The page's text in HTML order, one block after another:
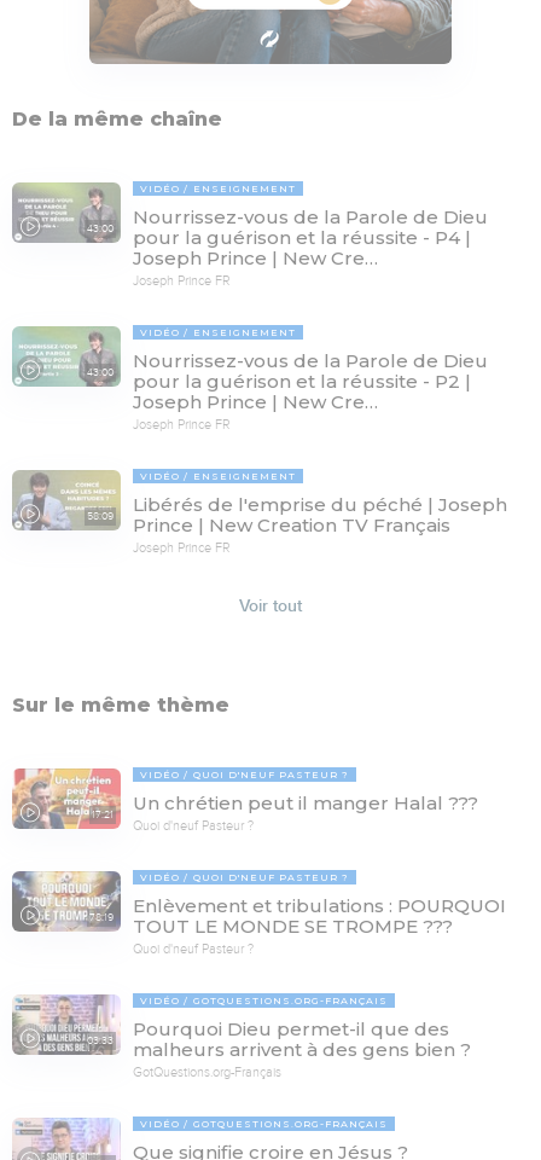
De la même chaîne
43:00
VIDÉO ENSEIGNEMENT
Nourrissez-vous de la Parole de Dieu
pour la guérison et la réussite - P4 |
Joseph Prince | New Cre…
Joseph Prince FR
43:00
VIDÉO ENSEIGNEMENT
Nourrissez-vous de la Parole de Dieu
pour la guérison et la réussite - P2 |
Joseph Prince | New Cre…
Joseph Prince FR
58:09
VIDÉO ENSEIGNEMENT
Libérés de l'emprise du péché | Joseph
Prince | New Creation TV Français
Joseph Prince FR
Voir tout
Sur le même thème
17:21
VIDÉO QUOI D'NEUF PASTEUR ?
Un chrétien peut il manger Halal ???
Quoi d'neuf Pasteur ?
78:19
VIDÉO QUOI D'NEUF PASTEUR ?
Enlèvement et tribulations : POURQUOI
TOUT LE MONDE SE TROMPE ???
Quoi d'neuf Pasteur ?
03:33
VIDÉO GOTQUESTIONS.ORG-FRANÇAIS
Pourquoi Dieu permet-il que des
malheurs arrivent à des gens bien ?
GotQuestions.org-Français
VIDÉO GOTQUESTIONS.ORG-FRANÇAIS
Que signifie croire en Jésus ?